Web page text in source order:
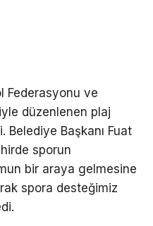
Federasyonu ve
düzenlenen plaj
Belediye Başkanı Fuat
sporun
bir araya gelmesine
spora desteğimiz